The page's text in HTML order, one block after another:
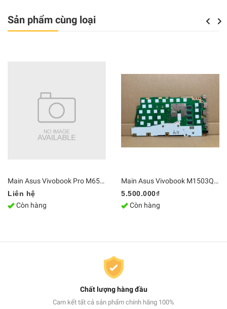
Sản phẩm cùng loại Previous
Main Asus Vivobook Pro M6500QC Ryzen 5 5600H GeForce RTX 3050 4GB/
Liên hệ
Còn hàng
Main Asus Vivobook M1503Q, M1403QA-LY022W AMD Ryzen 5 5600H ( M1603Q ) | DDR4 Bo mạch chủ Zin [Chính Hãng]
5.500.000₫
Còn hàng
Next
Chất lượng hàng đầu
Cam kết tất cả sản phẩm chính hãng 100%